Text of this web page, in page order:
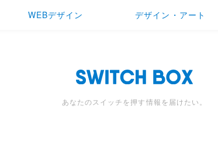
WEBデザイン デザイン・アート
あなたのスイッチを押す情報を届けたい。